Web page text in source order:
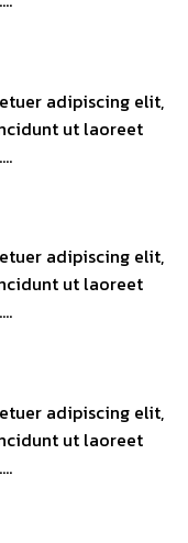
adipiscing elit,
ut laoreet
adipiscing elit,
ut laoreet
adipiscing elit,
ut laoreet